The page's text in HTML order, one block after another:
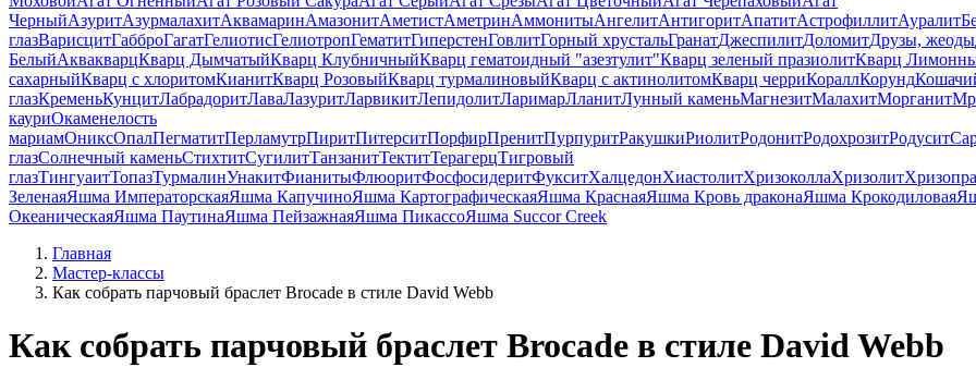
ЧерныйАзуритАзурмалахитАквамаринАмазонитАметистАметринАммонитыАнгелитАнтигоритАпатитАстрофиллитАуралит
глазВарисцитГабброГагатГелиотисГелиотропГематитГиперстенГовлитГорный хрустальГранатДжеспилитДоломитДрузы, жеоды
БелыйАквакварцКварц ДымчатыйКварц КлубничныйКварц гематоидный "азезтулит"Кварц зеленый празиолитКварц
сахарныйКварц с хлоритомКианитКварц РозовыйКварц турмалиновыйКварц с актинолитомКварц черриКораллКорунд
глазКременьКунцитЛабрадоритЛаваЛазуритЛарвикитЛепидолитЛаримарЛланитЛунный каменьМагнезитМалахитМорганит
кауриОкаменелость
мариамОниксОпалПегматитПерламутрПиритПитерситПорфирПренитПурпуритРакушкиРиолитРодонитРодохрозитРодусит
глазСолнечный каменьСтихтитСугилитТанзанитТектитТерагерцТигровый
глазТингуаитТопазТурмалинУнакитФианитыФлюоритФосфосидеритФукситХалцедонХиастолитХризоколлаХризолит
ЗеленаяЯшма ИмператорскаяЯшма КапучиноЯшма КартографическаяЯшма КраснаяЯшма Кровь драконаЯшма Крокодиловая
ОкеаническаяЯшма ПаутинаЯшма ПейзажнаяЯшма ПикассоЯшма Succor Creek
Главная
Мастер-классы
Как собрать парчовый браслет Brocade в стиле David Webb
Как собрать парчовый браслет Brocade в стиле David Webb